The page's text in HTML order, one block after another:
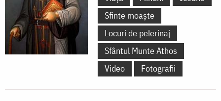
Sfinte moaște
Locuri de pelerinaj
Sfântul Munte Athos
Video
Fotografii